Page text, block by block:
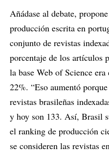
Añádase al debate,
producción escrita en
conjunto de revistas
porcentaje de los artículos
la base Web of Science
22%. “Eso aumentó
revistas brasileñas
y hoy son 133. Así, Brasil
el ranking de producción
se consideren las revistas